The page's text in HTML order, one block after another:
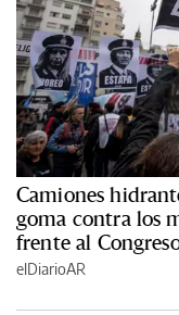
Camiones
goma contra los
frente al
elDiarioAR